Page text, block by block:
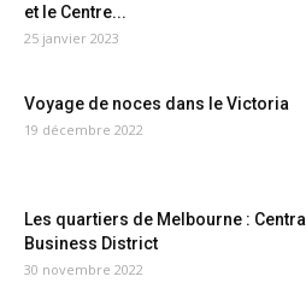
et le Centre...
25 janvier 2023
Voyage de noces dans le Victoria
19 décembre 2022
Les quartiers de Melbourne : Central
Business District
30 novembre 2022